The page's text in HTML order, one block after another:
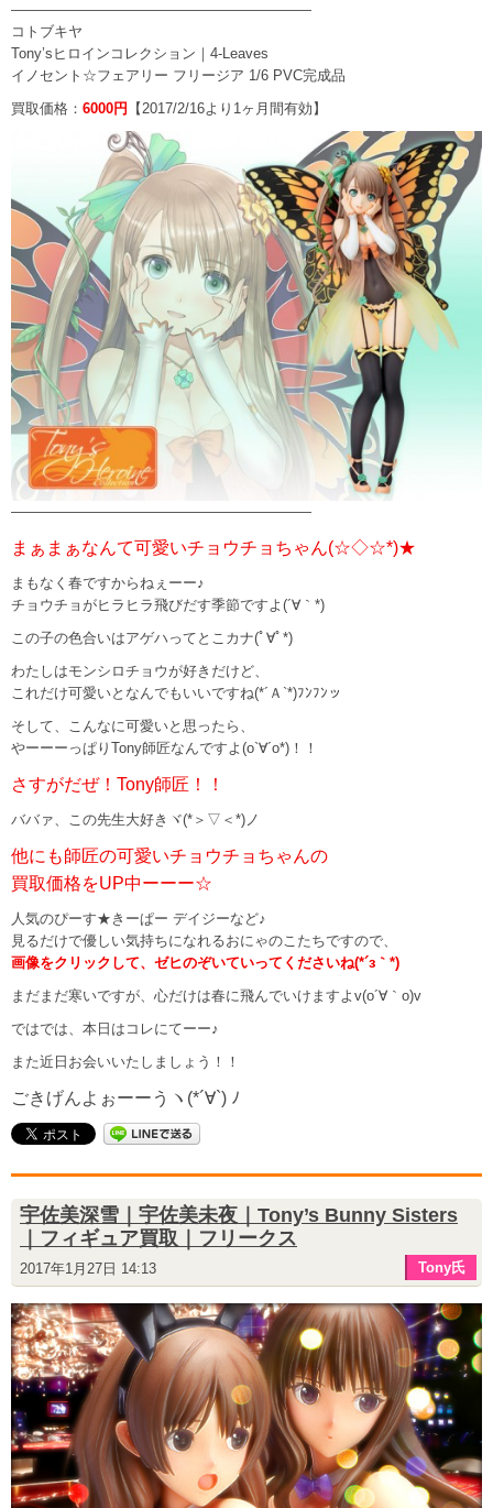
—————————————————————
コトブキヤ
Tony’sヒロインコレクション｜4-Leaves
イノセント☆フェアリー フリージア 1/6 PVC完成品
買取価格： 6000円 【2017/2/16より1ヶ月間有効】
—————————————————————
まぁまぁなんて可愛いチョウチョちゃん(☆◇☆*)★
まもなく春ですからねぇーー♪
チョウチョがヒラヒラ飛びだす季節ですよ(´∀｀*)
この子の色合いはアゲハってとこカナ(ﾟ∀ﾟ*)
わたしはモンシロチョウが好きだけど、
これだけ可愛いとなんでもいいですね(*´Ａ`*)ﾌﾝﾌﾝッ
そして、こんなに可愛いと思ったら、
やーーーっぱりTony師匠なんですよ(o`∀´o*)！！
さすがだぜ！Tony師匠！！
ババァ、この先生大好きヾ(*＞▽＜*)ノ
他にも師匠の可愛いチョウチョちゃんの
買取価格をUP中ーーー☆
人気のぴーす★きーぱー デイジーなど♪
見るだけで優しい気持ちになれるおにゃのこたちですので、
画像をクリックして、ゼヒのぞいていってくださいね(*´з｀*)
まだまだ寒いですが、心だけは春に飛んでいけますよv(o´∀｀o)v
ではでは、本日はコレにてーー♪
また近日お会いいたしましょう！！
ごきげんよぉーーうヽ(*´∀`) ﾉ
宇佐美深雪｜宇佐美未夜｜Tony’s Bunny Sisters
｜フィギュア買取｜フリークス
2017年1月27日 14:13 Tony氏